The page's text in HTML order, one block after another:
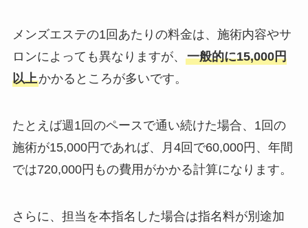
メンズエステの1回あたりの料金は、施術内容やサ
ロンによっても異なりますが、 一般的に15,000円
以上かかるところが多いです。
たとえば週1回のペースで通い続けた場合、1回の
施術が15,000円であれば、月4回で60,000円、年間
では720,000円もの費用がかかる計算になります。
さらに、担当を本指名した場合は指名料が別途加